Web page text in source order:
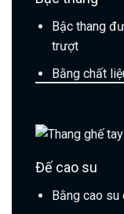
Bậc thang
trượt
Bằng chất
Đế cao su
Bằng cao